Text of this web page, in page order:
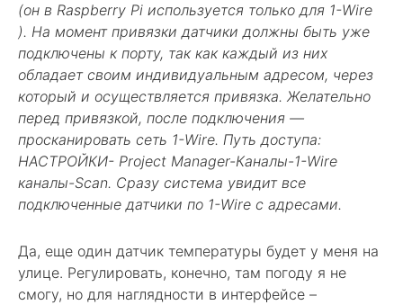
(он в Raspberry Pi используется только для 1-Wire
). На момент привязки датчики должны быть уже
подключены к порту, так как каждый из них
обладает своим индивидуальным адресом, через
который и осуществляется привязка. Желательно
перед привязкой, после подключения —
просканировать сеть 1-Wire. Путь доступа:
НАСТРОЙКИ- Project Manager-Каналы-1-Wire
каналы-Scan. Сразу система увидит все
подключенные датчики по 1-Wire с адресами.
Да, еще один датчик температуры будет у меня на
улице. Регулировать, конечно, там погоду я не
смогу, но для наглядности в интерфейсе –